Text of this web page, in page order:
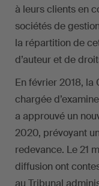
à leurs clients en
sociétés de
la répartition de
d’auteur et de
En février 2018,
chargée
a approuvé un
2020, prévoyant
redevance. Le 21
diffusion ont
au Tribunal